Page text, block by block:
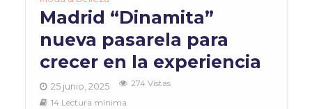
Madrid “Dinamita”
nueva pasarela para
crecer en la experiencia
25 junio, 2025
274 Vistas
14 Lectura mínima